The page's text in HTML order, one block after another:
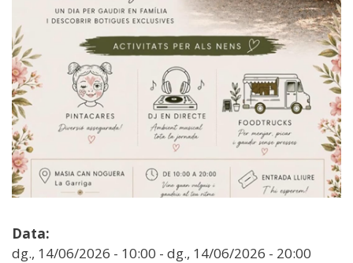
Data:
dg., 14/06/2026 - 10:00 - dg., 14/06/2026 - 20:00